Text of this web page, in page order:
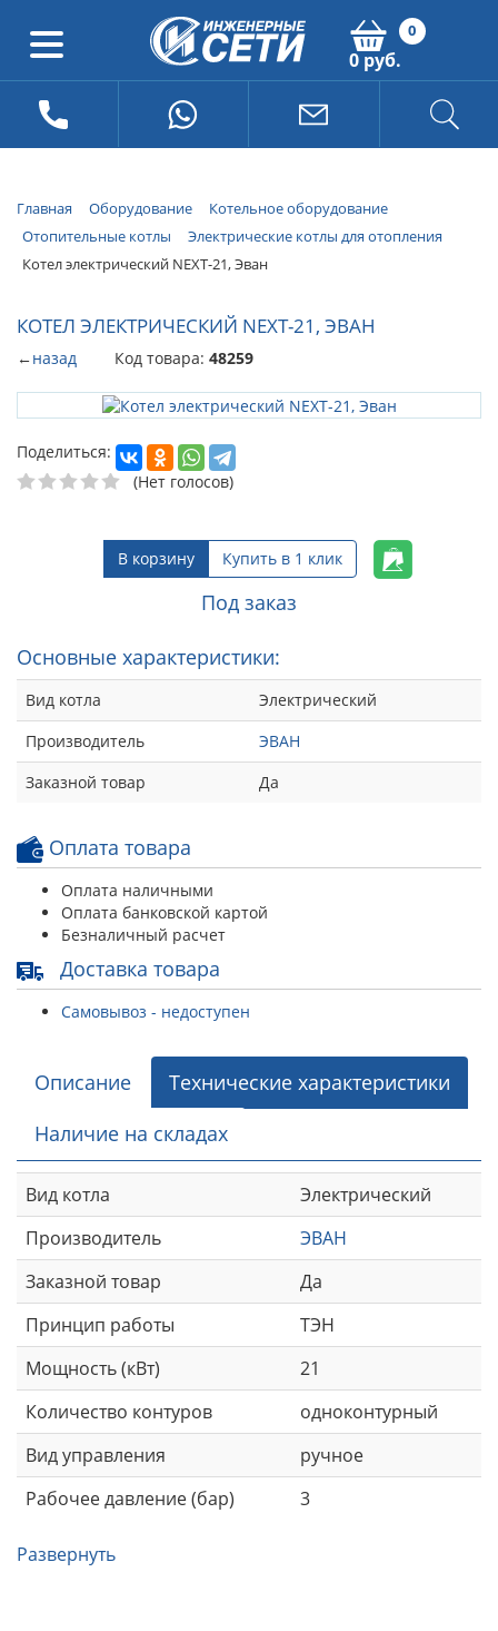
0
0 руб.
Главная Оборудование
Котельное оборудование
Отопительные котлы
Электрические котлы для отопления
Котел электрический NEXT-21, Эван
КОТЕЛ ЭЛЕКТРИЧЕСКИЙ NEXT-21, ЭВАН
←назад Код товара: 48259
Поделиться:
(Нет голосов)
В корзину Купить в 1 клик
Под заказ
Основные характеристики:
Вид котла
Электрический
Производитель
ЭВАН
Заказной товар
Да
Оплата товара
Оплата наличными
Оплата банковской картой
Безналичный расчет
Доставка товара
Самовывоз - недоступен
Описание
Технические характеристики
Наличие на складах
Вид котла
Электрический
Производитель
ЭВАН
Заказной товар
Да
Принцип работы
ТЭН
Мощность (кВт)
21
Количество контуров
одноконтурный
Вид управления
ручное
Рабочее давление (бар)
3
Развернуть